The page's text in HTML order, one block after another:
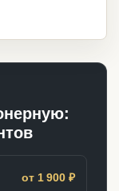
от 1 900 ₽